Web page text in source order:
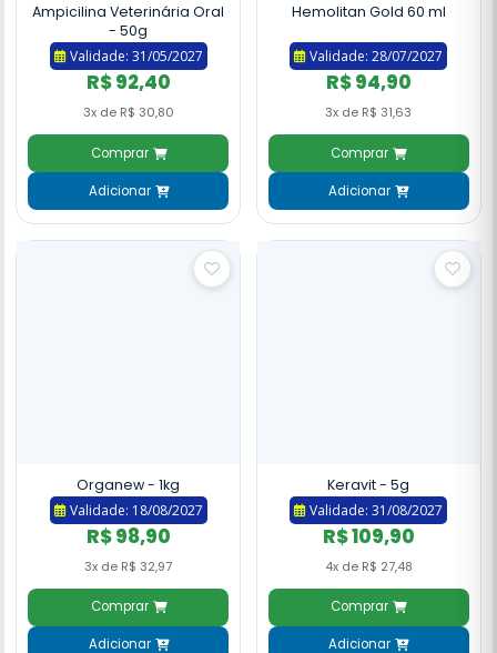
Ampicilina Veterinária Oral
- 50g
Validade: 31/05/2027
R$ 92,40
3x de R$ 30,80
Comprar
Adicionar
Hemolitan Gold 60 ml
Validade: 28/07/2027
R$ 94,90
3x de R$ 31,63
Comprar
Adicionar
Organew - 1kg
Validade: 18/08/2027
R$ 98,90
3x de R$ 32,97
Comprar
Adicionar
Keravit - 5g
Validade: 31/08/2027
R$ 109,90
4x de R$ 27,48
Comprar
Adicionar